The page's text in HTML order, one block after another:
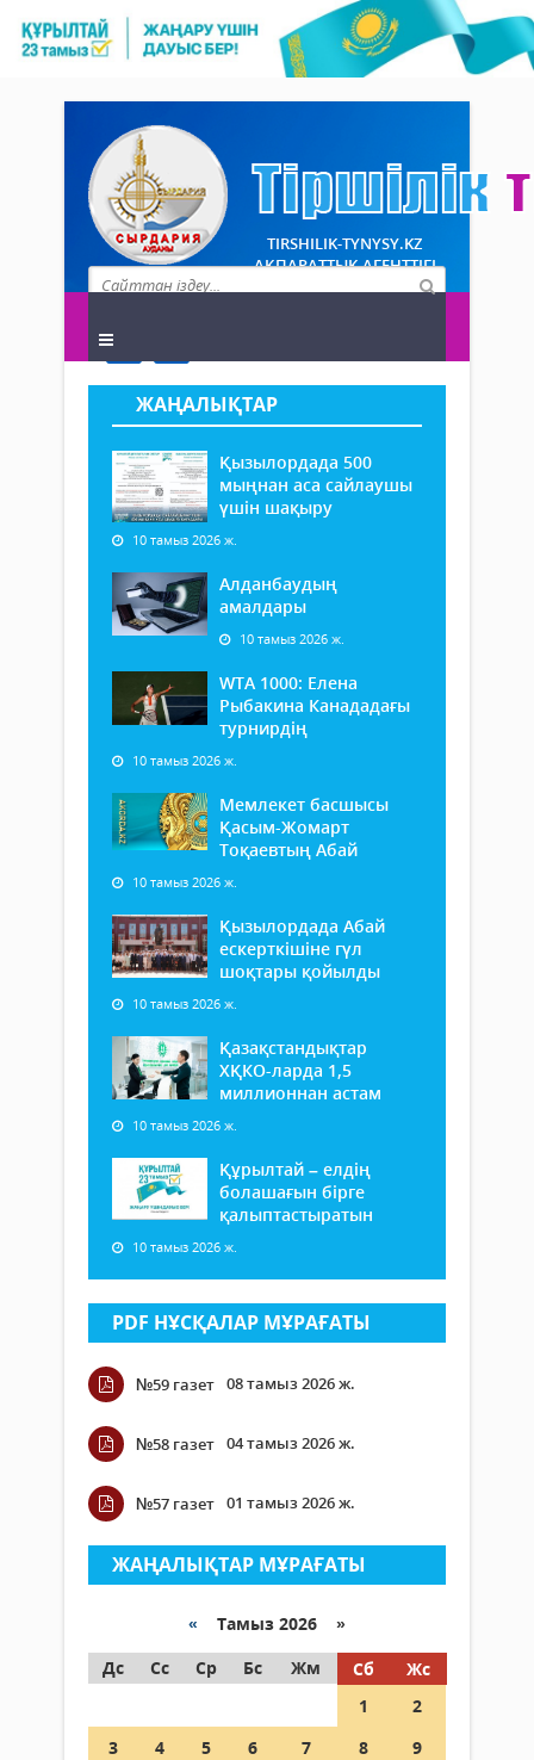
TIRSHILIK-TYNYSY.KZ
АҚПАРАТТЫҚ АГЕНТТІГІ
ЖАҢАЛЫҚТАР
Қызылордада 500
мыңнан аса сайлаушы
үшін шақыру
10 тамыз 2026 ж.
Алданбаудың
амалдары
10 тамыз 2026 ж.
WTA 1000: Елена
Рыбакина Канададағы
турнирдің
10 тамыз 2026 ж.
Мемлекет басшысы
Қасым-Жомарт
Тоқаевтың Абай
10 тамыз 2026 ж.
Қызылордада Абай
ескерткішіне гүл
шоқтары қойылды
10 тамыз 2026 ж.
Қазақстандықтар
ХҚКО-ларда 1,5
миллионнан астам
10 тамыз 2026 ж.
Құрылтай – елдің
болашағын бірге
қалыптастыратын
10 тамыз 2026 ж.
PDF НҰСҚАЛАР МҰРАҒАТЫ
№59 газет 08 тамыз 2026 ж.
№58 газет 04 тамыз 2026 ж.
№57 газет 01 тамыз 2026 ж.
ЖАҢАЛЫҚТАР МҰРАҒАТЫ
« Тамыз 2026 »
Дс
Сс Ср Бс Жм Сб
Жс
1
2
3
4 5 6 7 8
9